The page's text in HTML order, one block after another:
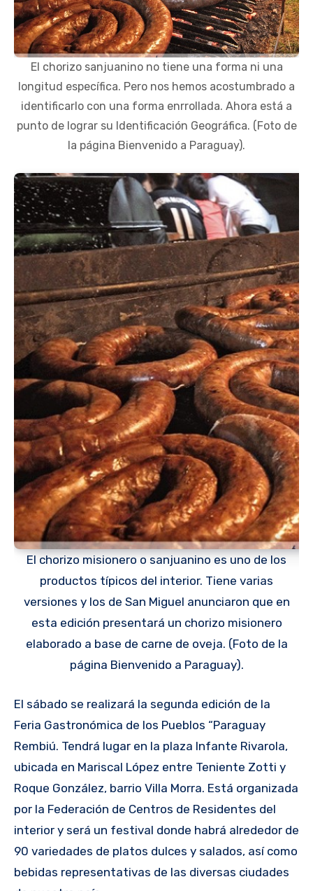
El chorizo sanjuanino no tiene una forma ni una
longitud específica. Pero nos hemos acostumbrado a
identificarlo con una forma enrrollada. Ahora está a
punto de lograr su Identificación Geográfica. (Foto de
la página Bienvenido a Paraguay).
El chorizo misionero o sanjuanino es uno de los
productos típicos del interior. Tiene varias
versiones y los de San Miguel anunciaron que en
esta edición presentará un chorizo misionero
elaborado a base de carne de oveja. (Foto de la
página Bienvenido a Paraguay).
El sábado se realizará la segunda edición de la
Feria Gastronómica de los Pueblos “Paraguay
Rembiú. Tendrá lugar en la plaza Infante Rivarola,
ubicada en Mariscal López entre Teniente Zotti y
Roque González, barrio Villa Morra. Está organizada
por la Federación de Centros de Residentes del
interior y será un festival donde habrá alrededor de
90 variedades de platos dulces y salados, así como
bebidas representativas de las diversas ciudades